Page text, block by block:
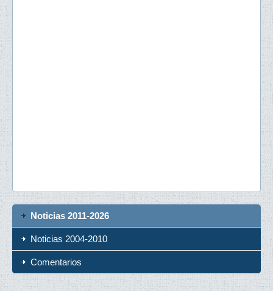
Noticias 2011-2026
Noticias 2004-2010
Comentarios